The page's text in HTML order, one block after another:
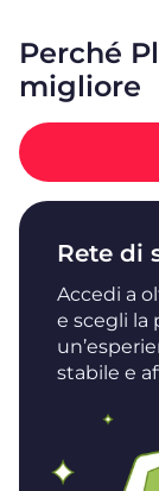
Perché
migliore
Rete di
Accedi a
e scegli la
stabile e